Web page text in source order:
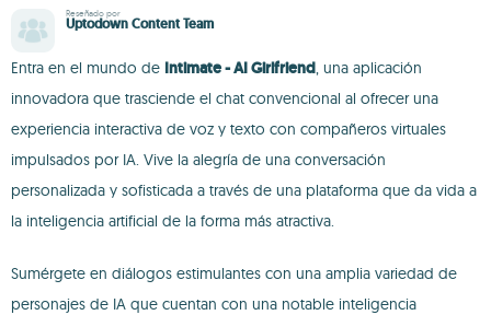
Reseñado por
Uptodown Content Team
Entra en el mundo de Intimate - AI Girlfriend, una aplicación
innovadora que trasciende el chat convencional al ofrecer una
experiencia interactiva de voz y texto con compañeros virtuales
impulsados por IA. Vive la alegría de una conversación
personalizada y sofisticada a través de una plataforma que da vida a
la inteligencia artificial de la forma más atractiva.
Sumérgete en diálogos estimulantes con una amplia variedad de
personajes de IA que cuentan con una notable inteligencia